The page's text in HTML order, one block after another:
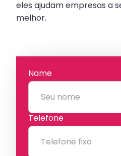
eles ajudam empresas a
melhor.
Name
Telefone